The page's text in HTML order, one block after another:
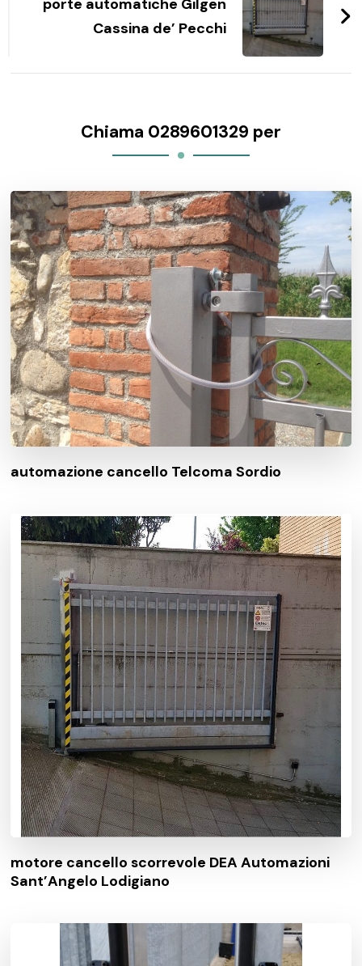
porte automatiche Gilgen
Cassina de’ Pecchi
Chiama 0289601329 per
automazione cancello Telcoma Sordio
motore cancello scorrevole DEA Automazioni
Sant’Angelo Lodigiano